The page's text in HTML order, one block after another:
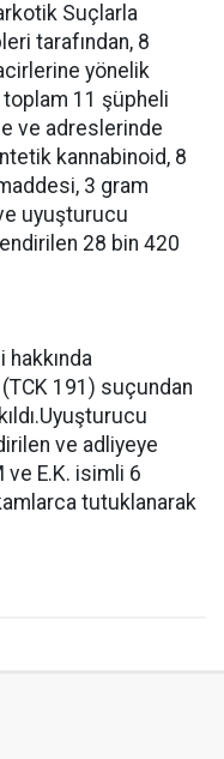
Suçlarla
tarafından, 8
yönelik
11 şüpheli
ve adreslerinde
kannabinoid, 8
3 gram
uyuşturucu
28 bin 420
hakkında
191) suçundan
ve adliyeye
ve E.K. isimli 6
tutuklanarak